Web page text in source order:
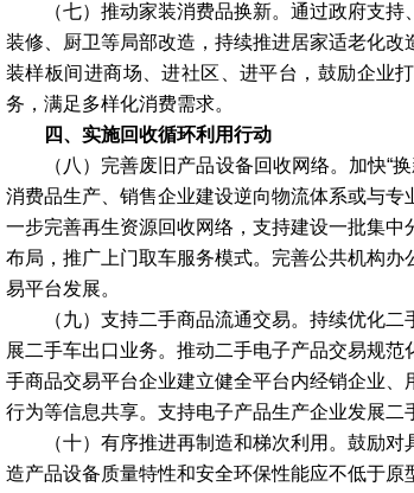
（七）推动家装消费品换新。通过政府支持
装修、厨卫等局部改造，持续推进居家适老化
装样板间进商场、进社区、进平台，鼓励企业
务，满足多样化消费需求。
四、实施回收循环利用行动
（八）完善废旧产品设备回收网络。加快“换
消费品生产、销售企业建设逆向物流体系或与
一步完善再生资源回收网络，支持建设一批集
布局，推广上门取车服务模式。完善公共机构
易平台发展。
（九）支持二手商品流通交易。持续优化二
展二手车出口业务。推动二手电子产品交易规
手商品交易平台企业建立健全平台内经销企业
行为等信息共享。支持电子产品生产企业发展二
（十）有序推进再制造和梯次利用。鼓励对
造产品设备质量特性和安全环保性能应不低于